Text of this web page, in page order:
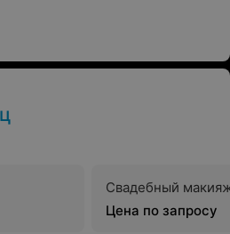
Свадебный
Цена по запросу